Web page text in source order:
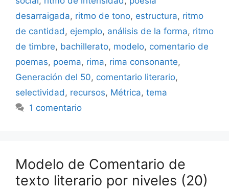
desarraigada, ritmo de tono, estructura, ritmo
de cantidad, ejemplo, análisis de la forma, ritmo
de timbre, bachillerato, modelo, comentario de
poemas, poema, rima, rima consonante,
Generación del 50, comentario literario,
selectividad, recursos, Métrica, tema
1 comentario
Modelo de Comentario de
texto literario por niveles (20)